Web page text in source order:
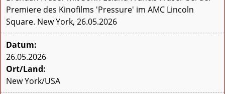
Premiere des Kinofilms 'Pressure' im AMC Lincoln
Square. New York, 26.05.2026
Datum:
26.05.2026
Ort/Land:
New York/USA